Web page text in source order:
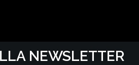
NEWSLETTER